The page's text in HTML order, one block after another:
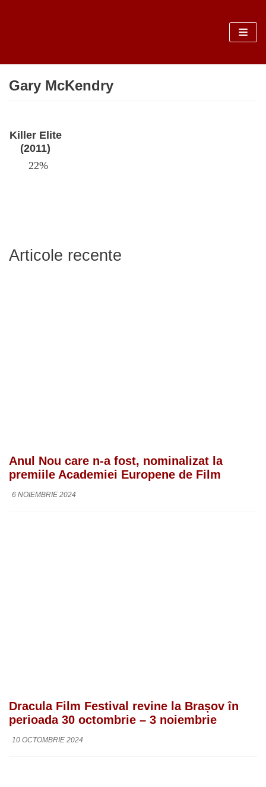
conținut
Gary McKendry
Killer Elite
(2011)
22%
Articole recente
Anul Nou care n-a fost, nominalizat la
premiile Academiei Europene de Film
6 NOIEMBRIE 2024
Dracula Film Festival revine la Brașov în
perioada 30 octombrie – 3 noiembrie
10 OCTOMBRIE 2024